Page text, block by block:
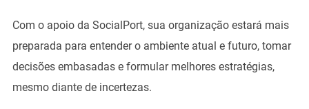
Com o apoio da SocialPort, sua organização estará mais
preparada para entender o ambiente atual e futuro, tomar
decisões embasadas e formular melhores estratégias,
mesmo diante de incertezas.